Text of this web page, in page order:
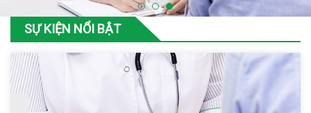
SỰ KIỆN NỔI BẬT